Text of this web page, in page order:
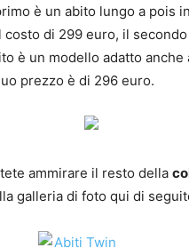
è un abito lungo a pois
costo di 299 euro, il
è un modello adatto
prezzo è di 296 euro.
ammirare il resto della
galleria di foto qui di